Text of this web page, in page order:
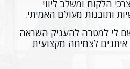
הלקוח ומשלב ליווי
ותובנות מעולם האמיתי.
לי למטרה להעניק השראה
איתנים לצמיחה מקצועית